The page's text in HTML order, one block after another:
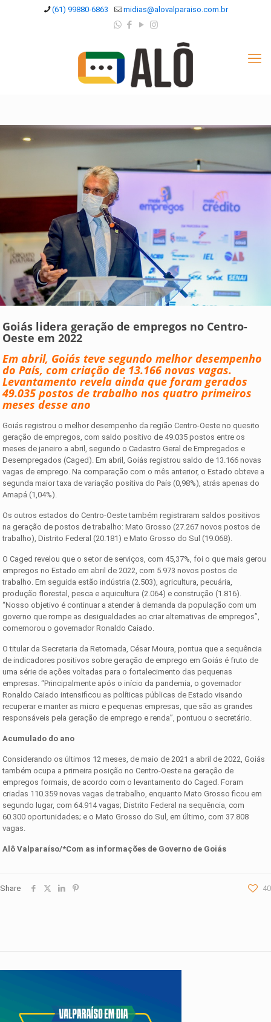
(61) 99880-6863 midias@alovalparaiso.com.br
Goiás lidera geração de empregos no Centro-
Oeste em 2022
Em abril, Goiás teve segundo melhor desempenho
do País, com criação de 13.166 novas vagas.
Levantamento revela ainda que foram gerados
49.035 postos de trabalho nos quatro primeiros
meses desse ano
Goiás registrou o melhor desempenho da região Centro-Oeste no quesito
geração de empregos, com saldo positivo de 49.035 postos entre os
meses de janeiro a abril, segundo o Cadastro Geral de Empregados e
Desempregados (Caged). Em abril, Goiás registrou saldo de 13.166 novas
vagas de emprego. Na comparação com o mês anterior, o Estado obteve a
segunda maior taxa de variação positiva do País (0,98%), atrás apenas do
Amapá (1,04%).
Os outros estados do Centro-Oeste também registraram saldos positivos
na geração de postos de trabalho: Mato Grosso (27.267 novos postos de
trabalho), Distrito Federal (20.181) e Mato Grosso do Sul (19.068).
O Caged revelou que o setor de serviços, com 45,37%, foi o que mais gerou
empregos no Estado em abril de 2022, com 5.973 novos postos de
trabalho. Em seguida estão indústria (2.503), agricultura, pecuária,
produção florestal, pesca e aquicultura (2.064) e construção (1.816).
“Nosso objetivo é continuar a atender à demanda da população com um
governo que rompe as desigualdades ao criar alternativas de empregos”,
comemorou o governador Ronaldo Caiado.
O titular da Secretaria da Retomada, César Moura, pontua que a sequência
de indicadores positivos sobre geração de emprego em Goiás é fruto de
uma série de ações voltadas para o fortalecimento das pequenas
empresas. “Principalmente após o início da pandemia, o governador
Ronaldo Caiado intensificou as políticas públicas de Estado visando
recuperar e manter as micro e pequenas empresas, que são as grandes
responsáveis pela geração de emprego e renda”, pontuou o secretário.
Acumulado do ano
Considerando os últimos 12 meses, de maio de 2021 a abril de 2022, Goiás
também ocupa a primeira posição no Centro-Oeste na geração de
empregos formais, de acordo com o levantamento do Caged. Foram
criadas 110.359 novas vagas de trabalho, enquanto Mato Grosso ficou em
segundo lugar, com 64.914 vagas; Distrito Federal na sequência, com
60.300 oportunidades; e o Mato Grosso do Sul, em último, com 37.808
vagas.
Alô Valparaíso/*Com as informações de Governo de Goiás
Share 40